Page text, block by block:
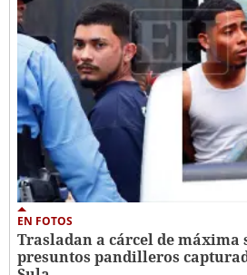
EN FOTOS
Trasladan a cárcel de máxima
presuntos pandilleros